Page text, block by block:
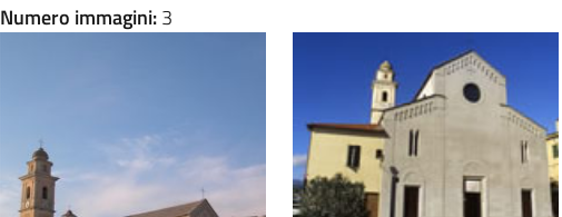
Numero immagini:3